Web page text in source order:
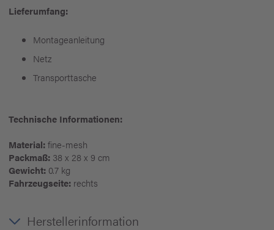
Lieferumfang:
Montageanleitung
Netz
Transporttasche
Technische Informationen:
Material: fine-mesh
Packmaß: 38 x 28 x 9 cm
Gewicht: 0.7 kg
Fahrzeugseite: rechts
Herstellerinformation